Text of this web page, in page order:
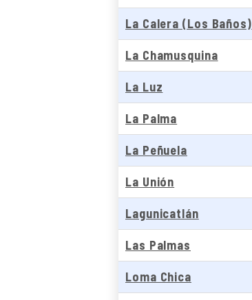
La Calera (Los Baños)
La Chamusquina
La Luz
La Palma
La Peñuela
La Unión
Lagunicatlán
Las Palmas
Loma Chica